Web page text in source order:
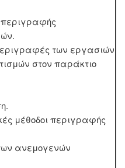
περιγραφής
των εργασιών
στον παράκτιο
μέθοδοι περιγραφής
ανεμογενών